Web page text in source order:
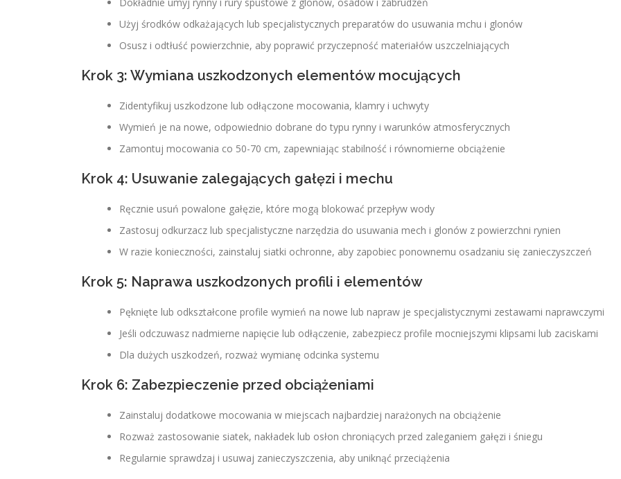
Użyj środków odkażających lub specjalistycznych preparatów do usuwania mchu i glonów
Osusz i odtłuść powierzchnie, aby poprawić przyczepność materiałów uszczelniających
Krok 3: Wymiana uszkodzonych elementów mocujących
Zidentyfikuj uszkodzone lub odłączone mocowania, klamry i uchwyty
Wymień je na nowe, odpowiednio dobrane do typu rynny i warunków atmosferycznych
Zamontuj mocowania co 50-70 cm, zapewniając stabilność i równomierne obciążenie
Krok 4: Usuwanie zalegających gałęzi i mechu
Ręcznie usuń powalone gałęzie, które mogą blokować przepływ wody
Zastosuj odkurzacz lub specjalistyczne narzędzia do usuwania mech i glonów z powierzchni rynien
W razie konieczności, zainstaluj siatki ochronne, aby zapobiec ponownemu osadzaniu się zanieczyszczeń
Krok 5: Naprawa uszkodzonych profili i elementów
Pęknięte lub odkształcone profile wymień na nowe lub napraw je specjalistycznymi zestawami naprawczymi
Jeśli odczuwasz nadmierne napięcie lub odłączenie, zabezpiecz profile mocniejszymi klipsami lub zaciskami
Dla dużych uszkodzeń, rozważ wymianę odcinka systemu
Krok 6: Zabezpieczenie przed obciążeniami
Zainstaluj dodatkowe mocowania w miejscach najbardziej narażonych na obciążenie
Rozważ zastosowanie siatek, nakładek lub osłon chroniących przed zaleganiem gałęzi i śniegu
Regularnie sprawdzaj i usuwaj zanieczyszczenia, aby uniknąć przeciążenia